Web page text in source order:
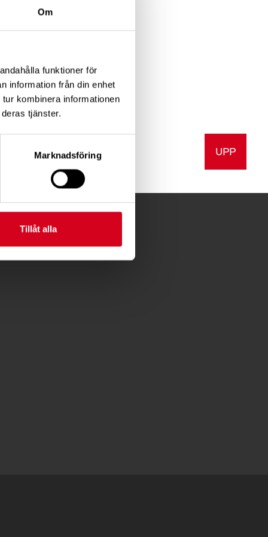
Om
funktioner för
information från din enhet
kombinera informationen
tjänster.
Marknadsföring
Tillåt alla
träffsäkert
Skriv ut UPP